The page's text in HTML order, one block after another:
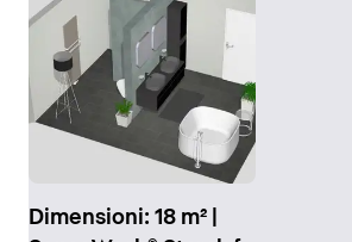
Dimensioni: 18 m² |